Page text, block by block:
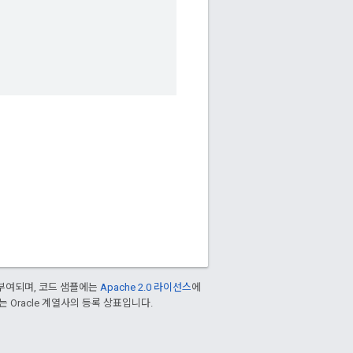
여되며, 코드 샘플에는 Apache 2.0 라이선스에
Oracle 계열사의 등록 상표입니다.